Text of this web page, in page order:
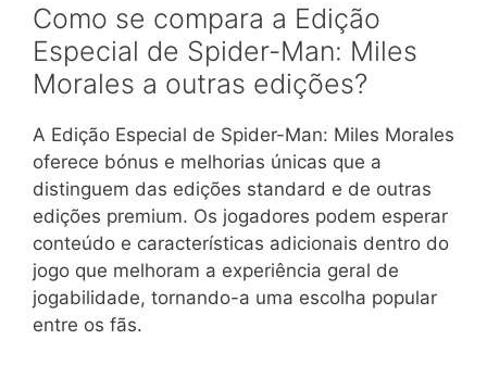
Como se compara a Edição
Especial de Spider-Man: Miles
Morales a outras edições?
A Edição Especial de Spider-Man: Miles Morales
oferece bónus e melhorias únicas que a
distinguem das edições standard e de outras
edições premium. Os jogadores podem esperar
conteúdo e características adicionais dentro do
jogo que melhoram a experiência geral de
jogabilidade, tornando-a uma escolha popular
entre os fãs.